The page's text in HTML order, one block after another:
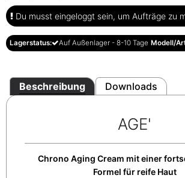
Du musst eingeloggt sein, um Aufträge zu
Lagerstatus: Auf Außenlager - 8-10 Tage Modell/
Beschreibung Downloads
AGE'
Chrono Aging Cream mit einer
Formel für reife Haut